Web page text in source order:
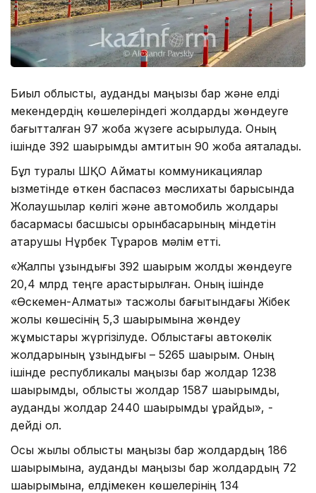
Биыл облыстық, аудандық маңызы бар және елді
мекендердің көшелеріндегі жолдарды жөндеуге
бағытталған 97 жоба жүзеге асырылуда. Оның
ішінде 392 шақырымды қамтитын 90 жоба аяқталады.
Бұл туралы ШҚО Аймақтық коммуникациялар
қызметінде өткен баспасөз мәслихаты барысында
Жолаушылар көлігі және автомобиль жолдары
басқармасы басшысы орынбасарының міндетін
атқарушы Нұрбек Тұраров мәлім етті.
«Жалпы ұзындығы 392 шақырым жолды жөндеуге
20,4 млрд теңге қарастырылған. Оның ішінде
«Өскемен-Алматы» тасжолы бағытындағы Жібек
жолы көшесінің 5,3 шақырымына жөндеу
жұмыстары жүргізілуде. Облыстағы автокөлік
жолдарының ұзындығы – 5265 шақырым. Оның
ішінде республикалық маңызы бар жолдар 1238
шақырымды, облыстық жолдар 1587 шақырымды,
аудандық жолдар 2440 шақырымды құрайды», -
дейді ол.
Осы жылы облыстық маңызы бар жолдардың 186
шақырымына, аудандық маңызы бар жолдардың 72
шақырымына, елдімекен көшелерінің 134